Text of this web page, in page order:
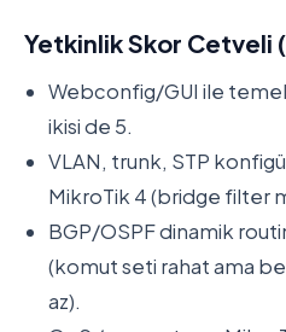
Yetkinlik Skor Cetveli
Webconfig/GUI ile
ikisi de 5.
VLAN, trunk, STP
MikroTik 4 (bridge filter
BGP/OSPF dinamik
(komut seti rahat ama
az).